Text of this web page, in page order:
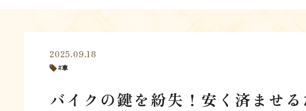
2025.09.18
車
バイクの鍵を紛失！安く済ませ